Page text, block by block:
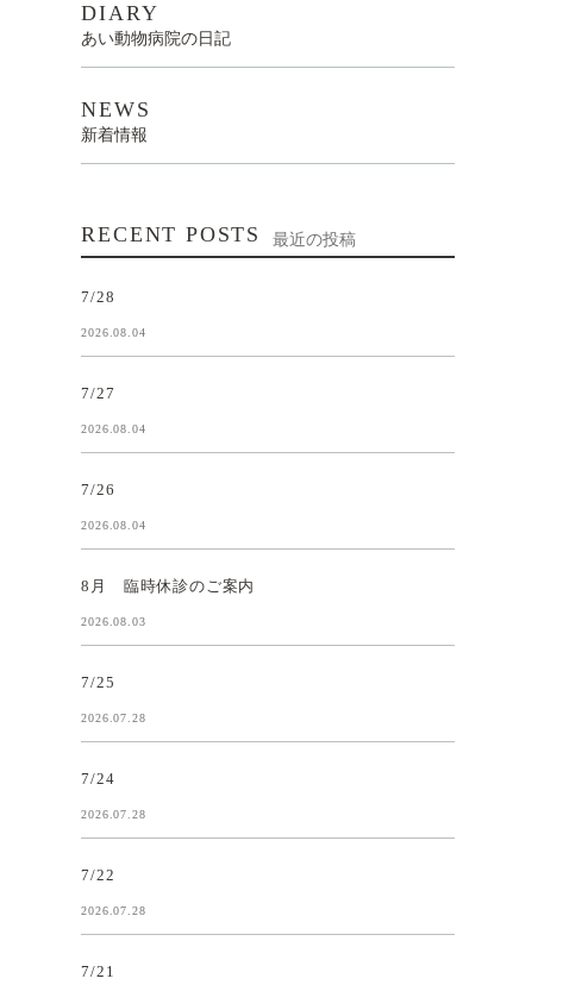
DIARY
あい動物病院の日記
NEWS
新着情報
RECENT POSTS 最近の投稿
7/28
2026.08.04
7/27
2026.08.04
7/26
2026.08.04
8月 臨時休診のご案内
2026.08.03
7/25
2026.07.28
7/24
2026.07.28
7/22
2026.07.28
7/21